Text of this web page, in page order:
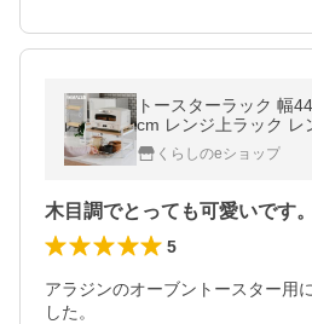
トースターラック 幅
cm レンジ上ラック レ
ンラック レンジ台 キ
キッチン収納 棚 山善
くらしのeショップ
木目調でとっても可愛いです。
5
アラジンのオーブントースター用
した。